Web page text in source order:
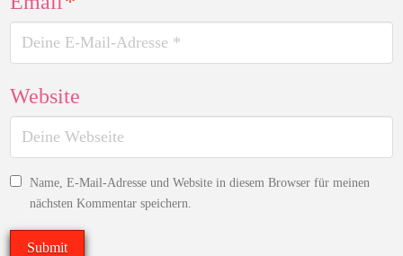
Website
Name, E-Mail-Adresse und Website in diesem Browser für meinen
nächsten Kommentar speichern.